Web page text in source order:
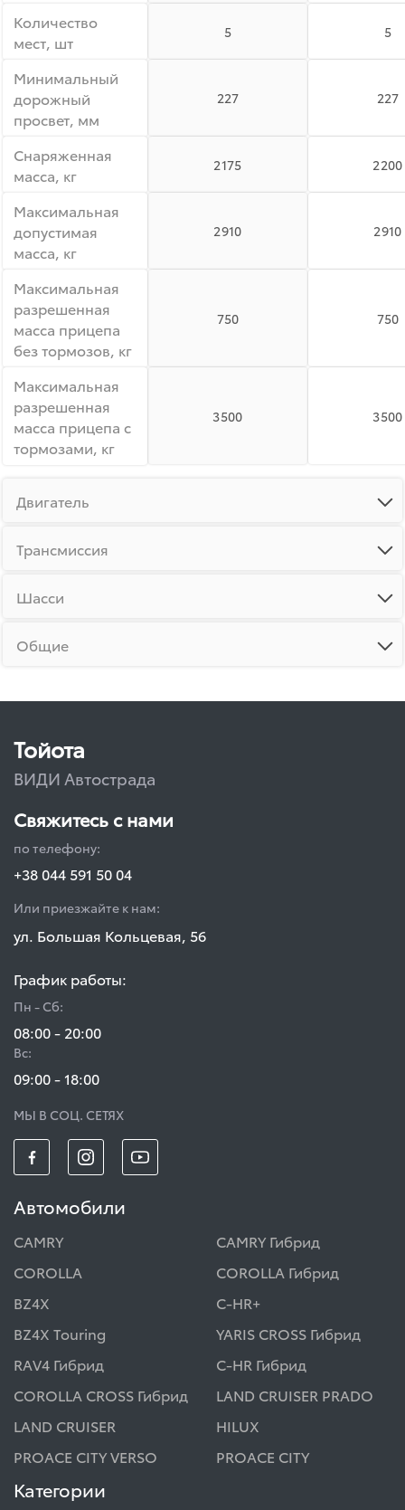
Количество
мест, шт
5 5
Минимальный
дорожный
просвет, мм
227 227
Снаряженная
масса, кг
2175 2200
Максимальная
допустимая
масса, кг
2910 2910
Максимальная
разрешенная
масса прицепа
без тормозов, кг
750 750
Максимальная
разрешенная
масса прицепа с
тормозами, кг
3500 3500
Двигатель
Трансмиссия
Шасси
Общие
Тойота
ВИДИ Автострада
Свяжитесь с нами
по телефону:
+38 044 591 50 04
Или приезжайте к нам:
ул. Большая Кольцевая, 56
График работы:
Пн - Сб:
08:00 - 20:00
Вс:
09:00 - 18:00
МЫ В СОЦ. СЕТЯХ
Автомобили
CAMRY
CAMRY Гибрид
COROLLA
COROLLA Гибрид
BZ4X
C-HR+
BZ4X Touring
YARIS CROSS Гибрид
RAV4 Гибрид
C-HR Гибрид
COROLLA CROSS Гибрид
LAND CRUISER PRADO
LAND CRUISER
HILUX
PROACE CITY VERSO
PROACE CITY
Категории